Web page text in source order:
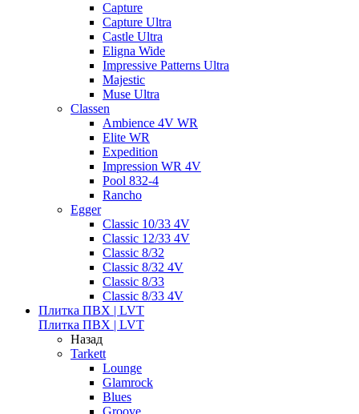
Capture
Capture Ultra
Castle Ultra
Eligna Wide
Impressive Patterns Ultra
Majestic
Muse Ultra
Classen
Ambience 4V WR
Elite WR
Expedition
Impression WR 4V
Pool 832-4
Rancho
Egger
Classic 10/33 4V
Classic 12/33 4V
Classic 8/32
Classic 8/32 4V
Classic 8/33
Classic 8/33 4V
Плитка ПВХ | LVT
Плитка ПВХ | LVT
Назад
Tarkett
Lounge
Glamrock
Blues
Groove